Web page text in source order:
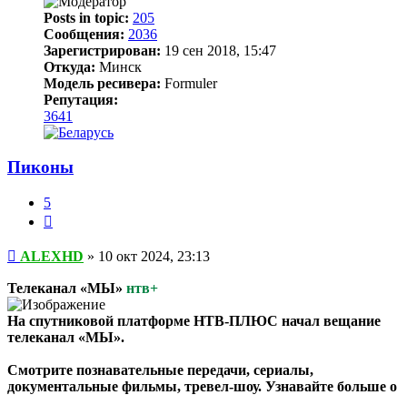
Posts in topic: 205
Сообщения: 2036
Зарегистрирован: 19 сен 2018, 15:47
Откуда: Минск
Модель ресивера: Formuler
Репутация:
3641
Пиконы
5
Сообщение
ALEXHD » 10 окт 2024, 23:13
Телеканал «МЫ» нтв+
На спутниковой платформе НТВ‑ПЛЮС начал вещание
телеканал «МЫ».
Смотрите познавательные передачи, сериалы,
документальные фильмы, тревел‑шоу. Узнавайте больше о